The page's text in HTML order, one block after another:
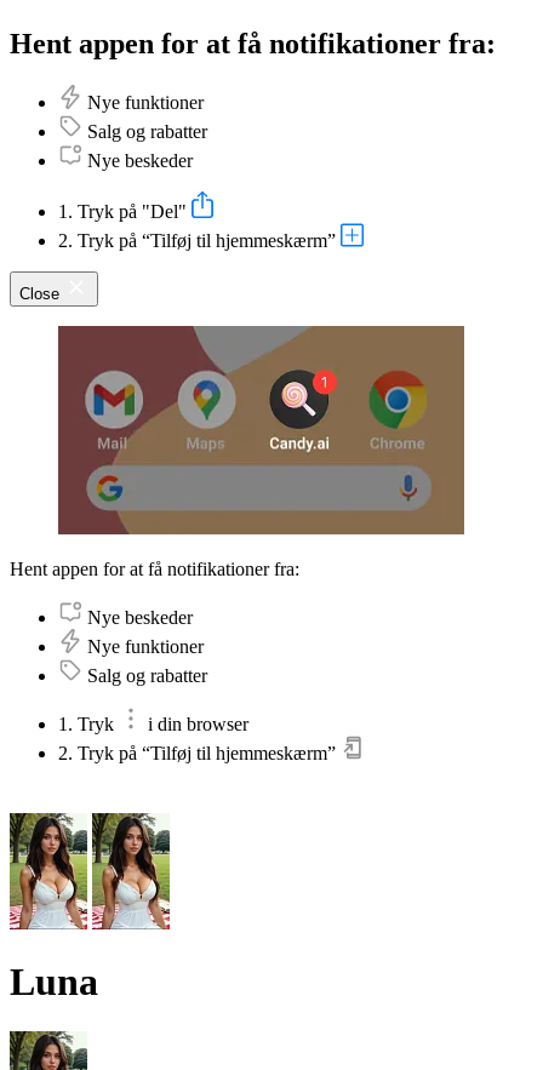
Hent appen for at få notifikationer fra:
Nye funktioner
Salg og rabatter
Nye beskeder
1. Tryk på "Del"
2. Tryk på “Tilføj til hjemmeskærm”
Close
Hent appen for at få notifikationer fra:
Nye beskeder
Nye funktioner
Salg og rabatter
1. Tryk
i din browser
2. Tryk på “Tilføj til hjemmeskærm”
Luna